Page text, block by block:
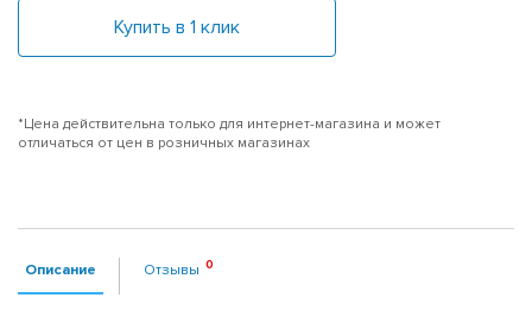
Купить в 1 клик
*Цена действительна только для интернет-магазина и может
отличаться от цен в розничных магазинах
Описание Отзывы